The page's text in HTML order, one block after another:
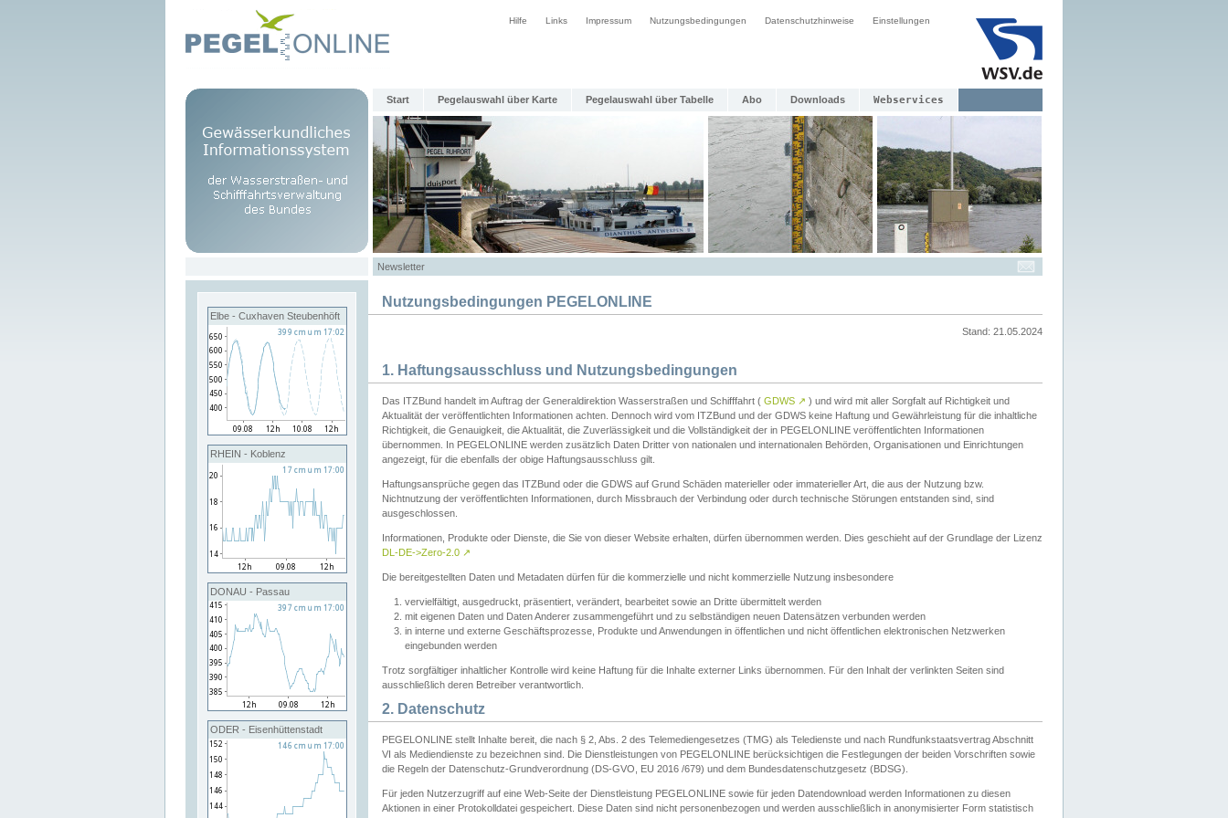
Hilfe Links Impressum Nutzungsbedingungen Datenschutzhinweise Einstellungen
Start Pegelauswahl über Karte Pegelauswahl über Tabelle Abo Downloads Webservices
Newsletter
Elbe - Cuxhaven Steubenhöft
RHEIN - Koblenz
DONAU - Passau
ODER - Eisenhüttenstadt
Nutzungsbedingungen PEGELONLINE
Stand: 21.05.2024
1. Haftungsausschluss und Nutzungsbedingungen
Das ITZBund handelt im Auftrag der Generaldirektion Wasserstraßen und Schifffahrt ( GDWS ↗ ) und wird mit aller Sorgfalt auf Richtigkeit und
Aktualität der veröffentlichten Informationen achten. Dennoch wird vom ITZBund und der GDWS keine Haftung und Gewährleistung für die inhaltliche
Richtigkeit, die Genauigkeit, die Aktualität, die Zuverlässigkeit und die Vollständigkeit der in PEGELONLINE veröffentlichten Informationen
übernommen. In PEGELONLINE werden zusätzlich Daten Dritter von nationalen und internationalen Behörden, Organisationen und Einrichtungen
angezeigt, für die ebenfalls der obige Haftungsausschluss gilt.
Haftungsansprüche gegen das ITZBund oder die GDWS auf Grund Schäden materieller oder immaterieller Art, die aus der Nutzung bzw.
Nichtnutzung der veröffentlichten Informationen, durch Missbrauch der Verbindung oder durch technische Störungen entstanden sind, sind
ausgeschlossen.
Informationen, Produkte oder Dienste, die Sie von dieser Website erhalten, dürfen übernommen werden. Dies geschieht auf der Grundlage der Lizenz
DL-DE->Zero-2.0 ↗
Die bereitgestellten Daten und Metadaten dürfen für die kommerzielle und nicht kommerzielle Nutzung insbesondere
vervielfältigt, ausgedruckt, präsentiert, verändert, bearbeitet sowie an Dritte übermittelt werden
mit eigenen Daten und Daten Anderer zusammengeführt und zu selbständigen neuen Datensätzen verbunden werden
in interne und externe Geschäftsprozesse, Produkte und Anwendungen in öffentlichen und nicht öffentlichen elektronischen Netzwerken
eingebunden werden
Trotz sorgfältiger inhaltlicher Kontrolle wird keine Haftung für die Inhalte externer Links übernommen. Für den Inhalt der verlinkten Seiten sind
ausschließlich deren Betreiber verantwortlich.
2. Datenschutz
PEGELONLINE stellt Inhalte bereit, die nach § 2, Abs. 2 des Telemediengesetzes (TMG) als Teledienste und nach Rundfunkstaatsvertrag Abschnitt
VI als Mediendienste zu bezeichnen sind. Die Dienstleistungen von PEGELONLINE berücksichtigen die Festlegungen der beiden Vorschriften sowie
die Regeln der Datenschutz-Grundverordnung (DS-GVO, EU 2016 /679) und dem Bundesdatenschutzgesetz (BDSG).
Für jeden Nutzerzugriff auf eine Web-Seite der Dienstleistung PEGELONLINE sowie für jeden Datendownload werden Informationen zu diesen
Aktionen in einer Protokolldatei gespeichert. Diese Daten sind nicht personenbezogen und werden ausschließlich in anonymisierter Form statistisch